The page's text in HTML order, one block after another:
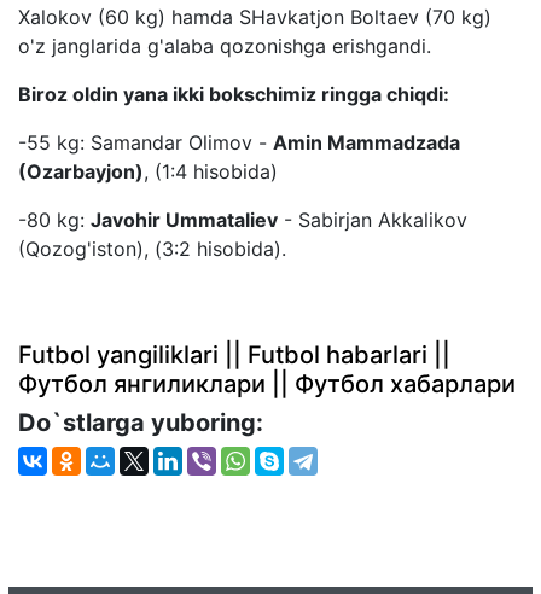
Xalokov (60 kg) hamda SHavkatjon Boltaev (70 kg)
o'z janglarida g'alaba qozonishga erishgandi.
Biroz oldin yana ikki bokschimiz ringga chiqdi:
-55 kg: Samandar Olimov - Amin Mammadzada
(Ozarbayjon), (1:4 hisobida)
-80 kg: Javohir Ummataliev - Sabirjan Akkalikov
(Qozog'iston), (3:2 hisobida).
Futbol yangiliklari || Futbol habarlari ||
Футбол янгиликлари || Футбол хабарлари
Do`stlarga yuboring: